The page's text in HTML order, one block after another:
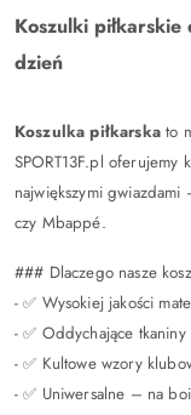
Koszulki
dzień
Koszulka piłkarskato
SPORT13F.pl oferujemy
największymi gwiazdami
czy Mbappé.
### Dlaczego nasze
- ✅ Wysokiej jakości
- ✅ Oddychające
- ✅ Kultowe wzory
- ✅ Uniwersalne – na